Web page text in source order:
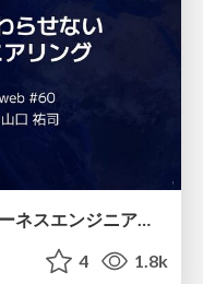
ルールを書いて終わらせないハーネスエンジニアリング
4 1.8k